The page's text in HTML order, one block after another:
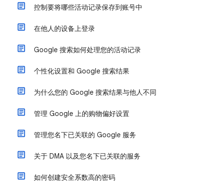
控制要将哪些活动记录保存到账号中
在他人的设备上登录
Google 搜索如何处理您的活动记录
个性化设置和 Google 搜索结果
为什么您的 Google 搜索结果与他人不同
管理 Google 上的购物偏好设置
管理您名下已关联的 Google 服务
关于 DMA 以及您名下已关联的服务
如何创建安全系数高的密码